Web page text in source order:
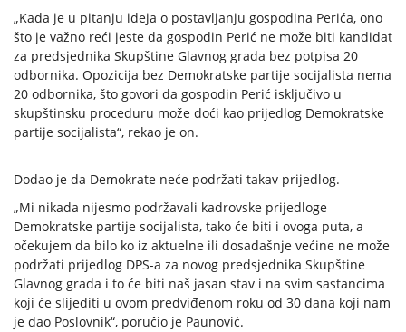
„Kada je u pitanju ideja o postavljanju gospodina Perića, ono
što je važno reći jeste da gospodin Perić ne može biti kandidat
za predsjednika Skupštine Glavnog grada bez potpisa 20
odbornika. Opozicija bez Demokratske partije socijalista nema
20 odbornika, što govori da gospodin Perić isključivo u
skupštinsku proceduru može doći kao prijedlog Demokratske
partije socijalista“, rekao je on.
Dodao je da Demokrate neće podržati takav prijedlog.
„Mi nikada nijesmo podržavali kadrovske prijedloge
Demokratske partije socijalista, tako će biti i ovoga puta, a
očekujem da bilo ko iz aktuelne ili dosadašnje većine ne može
podržati prijedlog DPS-a za novog predsjednika Skupštine
Glavnog grada i to će biti naš jasan stav i na svim sastancima
koji će slijediti u ovom predviđenom roku od 30 dana koji nam
je dao Poslovnik“, poručio je Paunović.